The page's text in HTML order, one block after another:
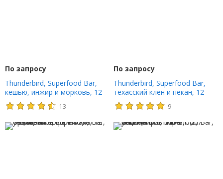
По запросу
Thunderbird, Superfood Bar,
кешью, инжир и морковь, 12
батончиков, 48 г (1,7 унции)
13
По запросу
Thunderbird, Superfood Bar,
техасский клен и пекан, 12
батончиков, 48 г (1,7 унции)
9